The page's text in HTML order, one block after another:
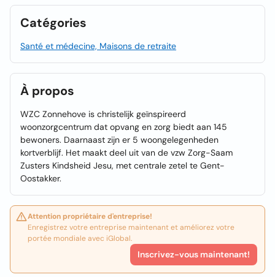
Catégories
Santé et médecine, Maisons de retraite
À propos
WZC Zonnehove is christelijk geïnspireerd
woonzorgcentrum dat opvang en zorg biedt aan 145
bewoners. Daarnaast zijn er 5 woongelegenheden
kortverblijf. Het maakt deel uit van de vzw Zorg-Saam
Zusters Kindsheid Jesu, met centrale zetel te Gent-
Oostakker.
Attention propriétaire d'entreprise!
Enregistrez votre entreprise maintenant et améliorez votre
portée mondiale avec iGlobal.
Inscrivez-vous maintenant!